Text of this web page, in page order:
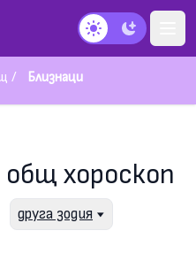
Тъмен режим
/ Близнаци
хороскоп
друга зодия